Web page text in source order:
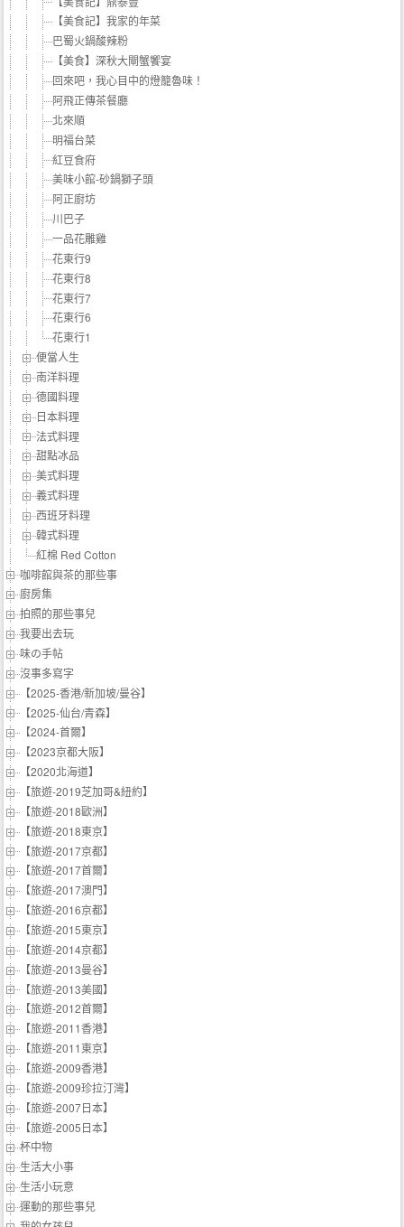
【美食記】我家的年菜
巴蜀火鍋酸辣粉
【美食】深秋大閘蟹饗宴
回來吧，我心目中的燈籠魯味！
阿飛正傳茶餐廳
北來順
明福台菜
紅豆食府
美味小館-砂鍋獅子頭
阿正廚坊
川巴子
一品花雕雞
花東行9
花東行8
花東行7
花東行6
花東行1
便當人生
南洋料理
德國料理
日本料理
法式料理
甜點冰品
美式料理
義式料理
西班牙料理
韓式料理
紅棉 Red Cotton
咖啡館與茶的那些事
廚房集
拍照的那些事兒
我要出去玩
味の手帖‬
沒事多寫字
【2025-香港/新加坡/曼谷】
【2025-仙台/青森】
【2024-首爾】
【2023京都大阪】
【2020北海道】
【旅遊-2019芝加哥&紐約】
【旅遊-2018歐洲】
【旅遊-2018東京】
【旅遊-2017京都】
【旅遊-2017首爾】
【旅遊-2017澳門】
【旅遊-2016京都】
【旅遊-2015東京】
【旅遊-2014京都】
【旅遊-2013曼谷】
【旅遊-2013美國】
【旅遊-2012首爾】
【旅遊-2011香港】
【旅遊-2011東京】
【旅遊-2009香港】
【旅遊-2009珍拉汀灣】
【旅遊-2007日本】
【旅遊-2005日本】
杯中物
生活大小事
生活小玩意
運動的那些事兒